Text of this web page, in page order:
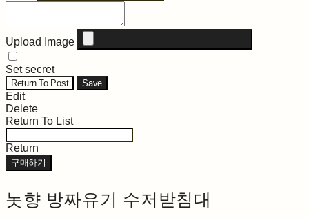
Upload Image
Set secret
Return To Post Save
Edit
Delete
Return To List
Return
구매하기
놋향 방짜유기 수저받침대